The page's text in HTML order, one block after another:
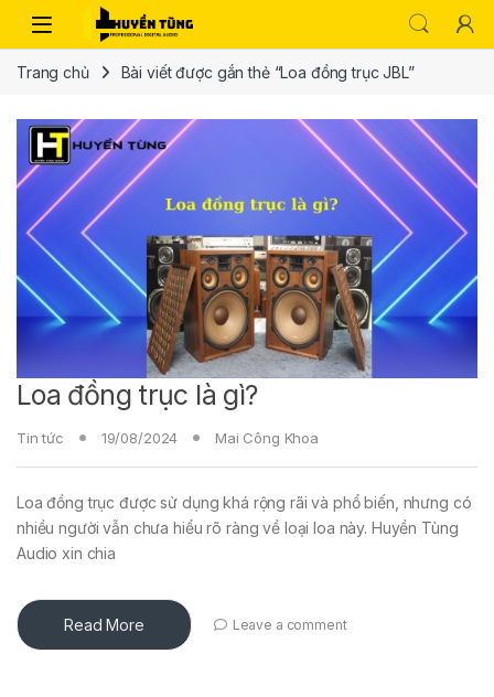
Trang chủ Bài viết được gắn thẻ “Loa đồng trục JBL”
Loa đồng trục là gì?
Tin tức 19/08/2024 Mai Công Khoa
Loa đồng trục được sử dụng khá rộng rãi và phổ biến, nhưng có
nhiều người vẫn chưa hiểu rõ ràng về loại loa này. Huyền Tùng
Audio xin chia
Read More Leave a comment